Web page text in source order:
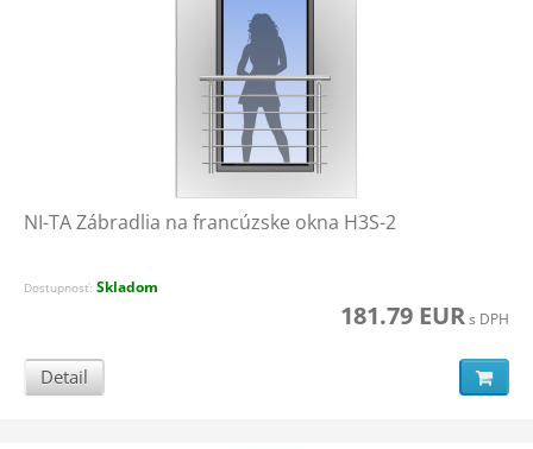
NI-TA Zábradlia na francúzske okna H3S-2
Dostupnosť: Skladom
181.79 EURs DPH
Detail